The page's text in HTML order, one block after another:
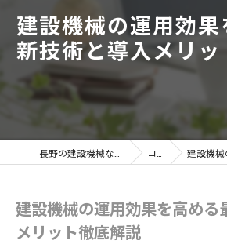
建設機械の運用効
新技術と導入メリ
コラム 建設機械の運用
建設機械の運用効果を高める
メリット徹底解説